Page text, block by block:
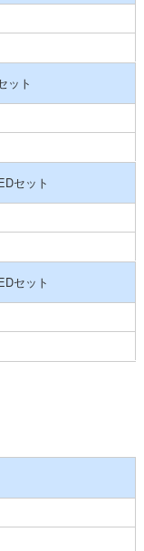
ット
セット
セット